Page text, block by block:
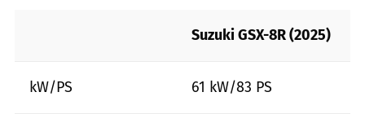
Suzuki GSX-8R (2025)
kW/PS 61 kW/83 PS